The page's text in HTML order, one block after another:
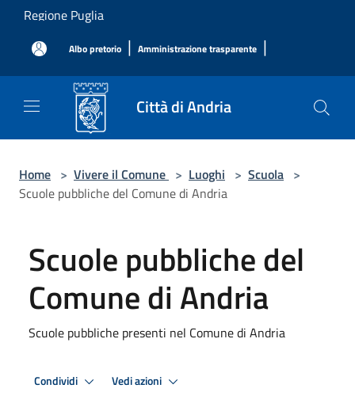
Salta al contenuto principale
Regione Puglia
Albo pretorio | Amministrazione trasparente |
Città di Andria
Home > Vivere il Comune > Luoghi > Scuola >
Scuole pubbliche del Comune di Andria
Scuole pubbliche del
Comune di Andria
Scuole pubbliche presenti nel Comune di Andria
Condividi Vedi azioni